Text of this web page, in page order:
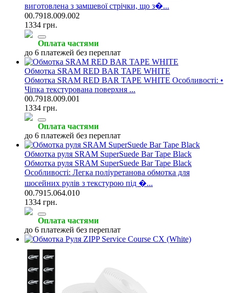
виготовлена з замшевої стрічки, що з�...
00.7918.009.002
1334 грн.
Оплата частями
до 6 платежей без переплат
Обмотка SRAM RED BAR TAPE WHITE
Обмотка SRAM RED BAR TAPE WHITE Особливості: •
Чіпка текстурована поверхня ...
00.7918.009.001
1334 грн.
Оплата частями
до 6 платежей без переплат
Обмотка руля SRAM SuperSuede Bar Tape Black
Обмотка руля SRAM SuperSuede Bar Tape Black
Особливості: Легка поліуретанова обмотка для
шосейних рулів з текстурою під �...
00.7915.064.010
1334 грн.
Оплата частями
до 6 платежей без переплат